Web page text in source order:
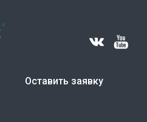
Оставить заявку